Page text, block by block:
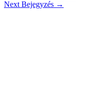
Next Bejegyzés →